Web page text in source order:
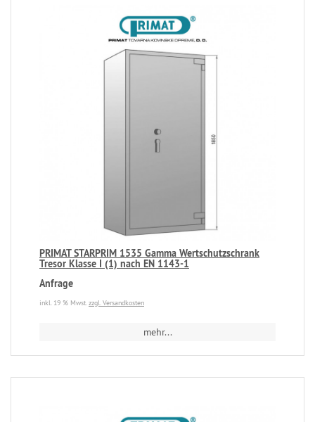
PRIMAT STARPRIM 1535 Gamma Wertschutzschrank
Tresor Klasse I (1) nach EN 1143-1
Anfrage
inkl. 19 % Mwst.zzgl. Versandkosten
mehr...